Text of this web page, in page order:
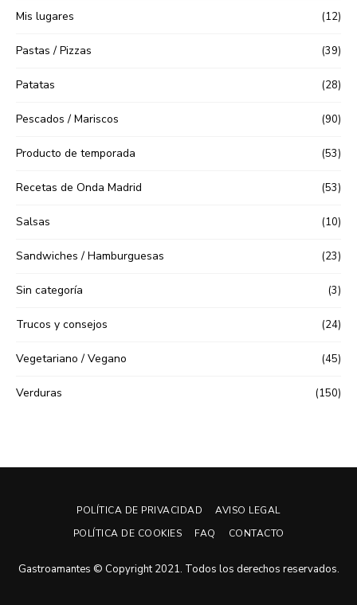
Mis lugares (12)
Pastas / Pizzas (39)
Patatas (28)
Pescados / Mariscos (90)
Producto de temporada (53)
Recetas de Onda Madrid (53)
Salsas (10)
Sandwiches / Hamburguesas (23)
Sin categoría (3)
Trucos y consejos (24)
Vegetariano / Vegano (45)
Verduras (150)
POLÍTICA DE PRIVACIDAD
AVISO LEGAL
POLÍTICA DE COOKIES
FAQ CONTACTO
Gastroamantes © Copyright 2021. Todos los derechos reservados.